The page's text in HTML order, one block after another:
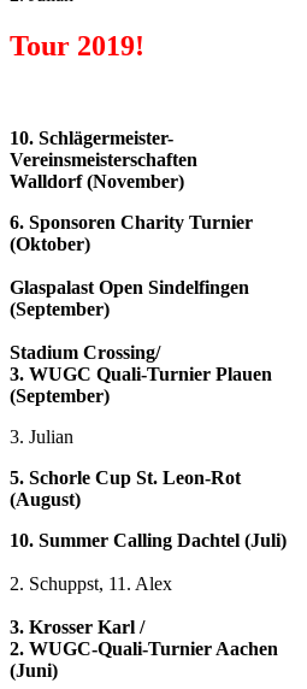
Tour 2019!
10. Schlägermeister-
Vereinsmeisterschaften
Walldorf (November)
6. Sponsoren Charity Turnier
(Oktober)
Glaspalast Open Sindelfingen
(September)
Stadium Crossing/
3. WUGC Quali-Turnier Plauen
(September)
3. Julian
5. Schorle Cup St. Leon-Rot
(August)
10. Summer Calling Dachtel (Juli)
2. Schuppst, 11. Alex
3. Krosser Karl /
2. WUGC-Quali-Turnier Aachen
(Juni)